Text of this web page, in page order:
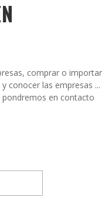
comprar o importar
conocer las empresas ...
en contacto